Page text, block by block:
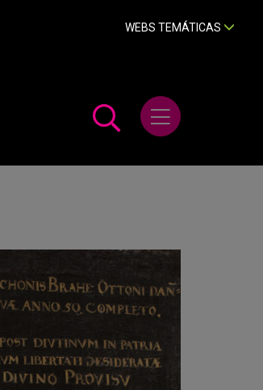
WEBS TEMÁTICAS
Abrir menú